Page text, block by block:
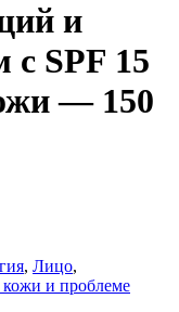
и
SPF 15
— 150
, Лицо,
и проблеме